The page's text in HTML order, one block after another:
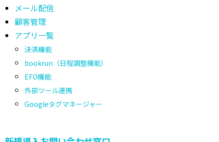
メール配信
顧客管理
アプリ一覧
決済機能
bookrun（日程調整機能）
EFO機能
外部ツール連携
Googleタグマネージャー